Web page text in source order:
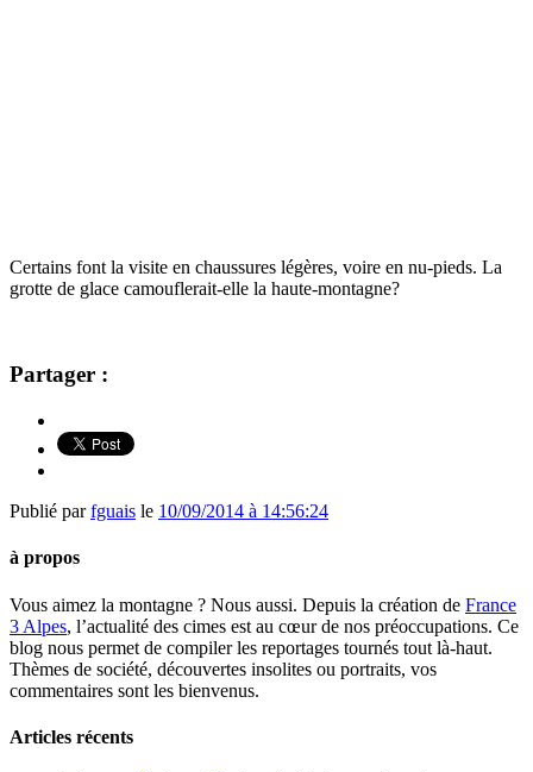
Certains font la visite en chaussures légères, voire en nu-pieds. La
grotte de glace camouflerait-elle la haute-montagne?
Partager :
Publié parfguais le 10/09/2014 à 14:56:24
à propos
Vous aimez la montagne ? Nous aussi. Depuis la création de France
3 Alpes, l’actualité des cimes est au cœur de nos préoccupations. Ce
blog nous permet de compiler les reportages tournés tout là-haut.
Thèmes de société, découvertes insolites ou portraits, vos
commentaires sont les bienvenus.
Articles récents